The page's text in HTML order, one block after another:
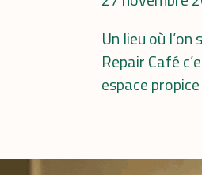
Un lieu où
Repair Café
espace